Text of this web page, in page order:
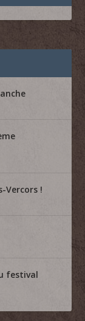
Vercors !
festival